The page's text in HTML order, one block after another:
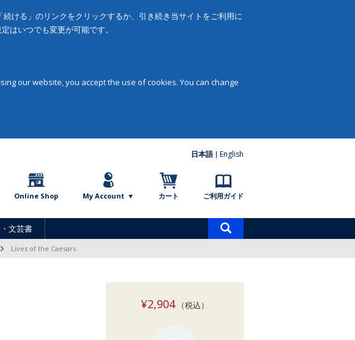
ける」のリンクをクリックするか、引き続き当サイトをご利用に
はいつでも変更が可能です。
our website, you accept the use of cookies. You can change
日本語 English
Online Shop My Account カート ご利用ガイド
文芸書
索
Lives of the Caesars
¥2,904（税込）